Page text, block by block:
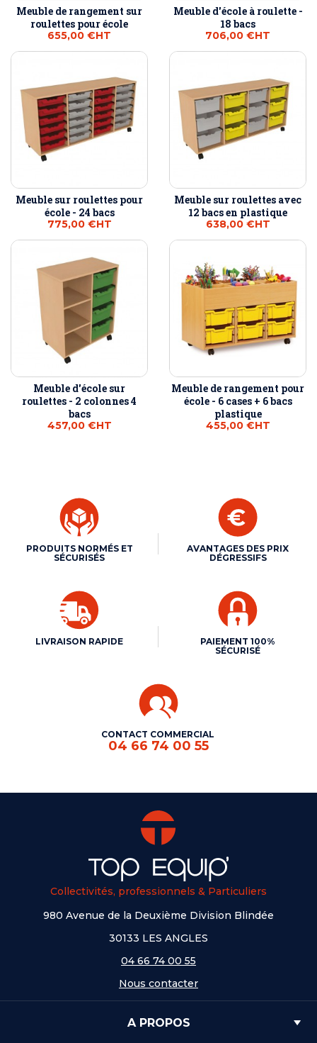
Meuble de rangement sur
roulettes pour école
655,00 €HT
Meuble d'école à roulette -
18 bacs
706,00 €HT
Meuble sur roulettes pour
école - 24 bacs
775,00 €HT
Meuble sur roulettes avec
12 bacs en plastique
638,00 €HT
Meuble d'école sur
roulettes - 2 colonnes 4
bacs
457,00 €HT
Meuble de rangement pour
école - 6 cases + 6 bacs
plastique
455,00 €HT
PRODUITS NORMÉS ET
SÉCURISÉS
AVANTAGES DES PRIX
DÉGRESSIFS
LIVRAISON RAPIDE
PAIEMENT 100%
SÉCURISÉ
CONTACT COMMERCIAL
04 66 74 00 55
Collectivités, professionnels & Particuliers
980 Avenue de la Deuxième Division Blindée
30133 LES ANGLES
04 66 74 00 55
Nous contacter
A PROPOS